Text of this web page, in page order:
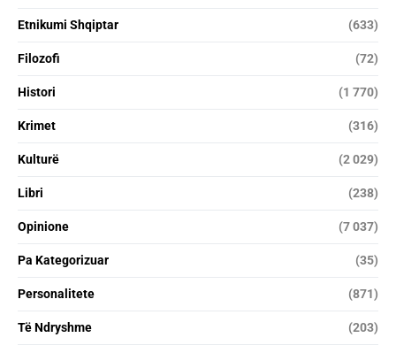
Etnikumi Shqiptar (633)
Filozofi (72)
Histori (1 770)
Krimet (316)
Kulturë (2 029)
Libri (238)
Opinione (7 037)
Pa Kategorizuar (35)
Personalitete (871)
Të Ndryshme (203)